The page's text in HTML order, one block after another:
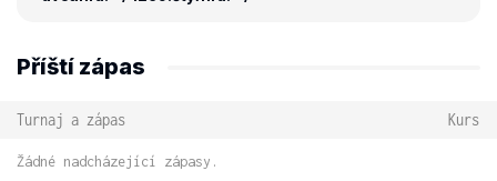
Příští zápas
Turnaj a zápas Kurs
Žádné nadcházející zápasy.